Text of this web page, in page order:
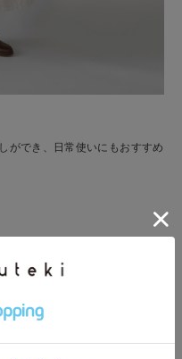
ができ、日常使いにもおすすめ